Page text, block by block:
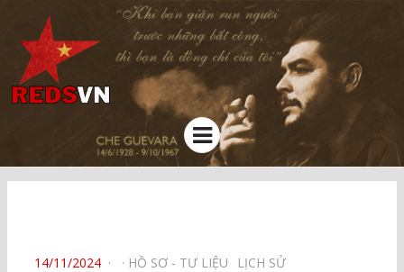
Kênh chia sẻ tri thức cộng đồng
Menu
POSTED
14/11/2024 HỒ SƠ - TƯ LIỆU⠀ LỊCH SỬ⠀